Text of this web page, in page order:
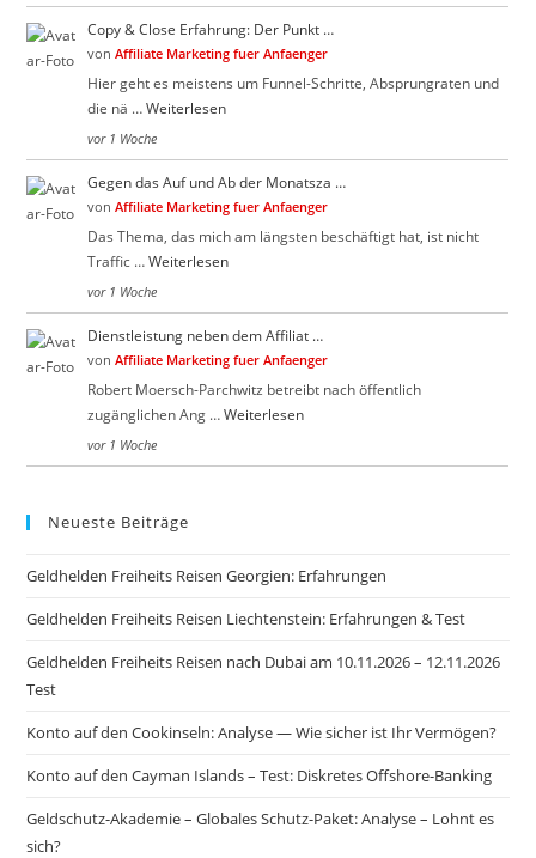
Copy & Close Erfahrung: Der Punkt …
vonAffiliate Marketing fuer Anfaenger
Hier geht es meistens um Funnel-Schritte, Absprungraten und
die nä …Weiterlesen
vor 1 Woche
Gegen das Auf und Ab der Monatsza …
vonAffiliate Marketing fuer Anfaenger
Das Thema, das mich am längsten beschäftigt hat, ist nicht
Traffic …Weiterlesen
vor 1 Woche
Dienstleistung neben dem Affiliat …
vonAffiliate Marketing fuer Anfaenger
Robert Moersch-Parchwitz betreibt nach öffentlich
zugänglichen Ang …Weiterlesen
vor 1 Woche
Neueste Beiträge
Geldhelden Freiheits Reisen Georgien: Erfahrungen
Geldhelden Freiheits Reisen Liechtenstein: Erfahrungen & Test
Geldhelden Freiheits Reisen nach Dubai am 10.11.2026 – 12.11.2026
Test
Konto auf den Cookinseln: Analyse — Wie sicher ist Ihr Vermögen?
Konto auf den Cayman Islands – Test: Diskretes Offshore-Banking
Geldschutz-Akademie – Globales Schutz-Paket: Analyse – Lohnt es
sich?